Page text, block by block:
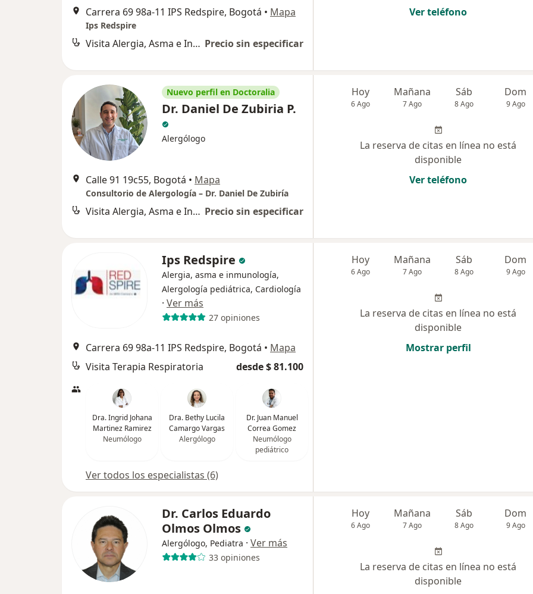
Carrera 69 98a-11 IPS Redspire, Bogotá • Mapa
Ips Redspire
Visita Alergia, Asma e Inmunología Precio sin especificar
Ver teléfono
Nuevo perfil en Doctoralia
Dr. Daniel De Zubiria P.
Alergólogo
Calle 91 19c55, Bogotá • Mapa
Consultorio de Alergología – Dr. Daniel De Zubiría
Visita Alergia, Asma e Inmunología Precio sin especificar
Hoy
6 Ago
Mañana
7 Ago
Sáb
8 Ago
Dom
9 Ago
La reserva de citas en línea no está
disponible
Ver teléfono
Ips Redspire
Alergia, asma e inmunología,
Alergología pediátrica, Cardiología
· Ver más
27 opiniones
Carrera 69 98a-11 IPS Redspire, Bogotá • Mapa
Visita Terapia Respiratoria
desde $ 81.100
Dra. Ingrid Johana
Martinez Ramirez
Neumólogo
Dra. Bethy Lucila
Camargo Vargas
Alergólogo
Dr. Juan Manuel
Correa Gomez
Neumólogo
pediátrico
Ver todos los especialistas (6)
Hoy
6 Ago
Mañana
7 Ago
Sáb
8 Ago
Dom
9 Ago
La reserva de citas en línea no está
disponible
Mostrar perfil
Dr. Carlos Eduardo
Olmos Olmos
Alergólogo, Pediatra · Ver más
33 opiniones
Hoy
6 Ago
Mañana
7 Ago
Sáb
8 Ago
Dom
9 Ago
La reserva de citas en línea no está
disponible